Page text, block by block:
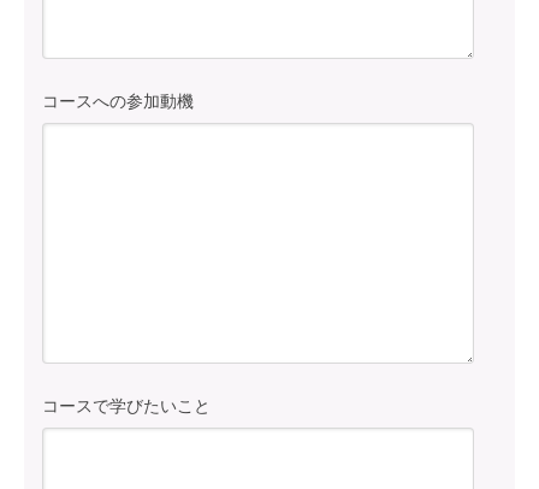
コースへの参加動機
コースで学びたいこと